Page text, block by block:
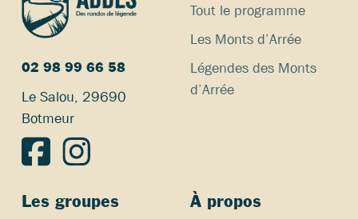
02 98 99 66 58
Le Salou, 29690
Botmeur
Tout le programme
Les Monts d’Arrée
Légendes des Monts
d’Arrée
Les groupes À propos